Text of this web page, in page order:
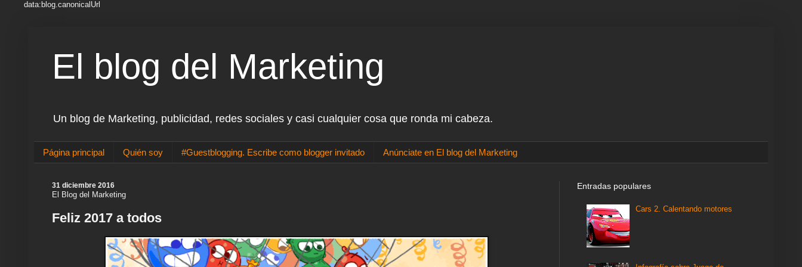
data:blog.canonicalUrl
El blog del Marketing
Un blog de Marketing, publicidad, redes sociales y casi cualquier cosa que ronda mi cabeza.
Página principal Quién soy #Guestblogging. Escribe como blogger invitado Anúnciate en El blog del Marketing
31 diciembre 2016
El Blog del Marketing
Feliz 2017 a todos
Entradas populares
Cars 2. Calentando motores